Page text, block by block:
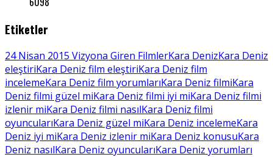
Etiketler
24 Nisan 2015 Vizyona Giren FilmlerKara DenizKara Deniz
eleştiriKara Deniz film eleştiriKara Deniz film
incelemeKara Deniz film yorumlarıKara Deniz filmiKara
Deniz filmi güzel miKara Deniz filmi iyi miKara Deniz filmi
izlenir miKara Deniz filmi nasılKara Deniz filmi
oyuncularıKara Deniz güzel miKara Deniz incelemeKara
Deniz iyi miKara Deniz izlenir miKara Deniz konusuKara
Deniz nasılKara Deniz oyuncularıKara Deniz yorumları